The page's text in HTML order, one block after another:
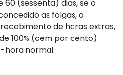
60 (sessenta) dias, se o
as folgas, o
de horas extras,
100% (cem por cento)
hora normal.